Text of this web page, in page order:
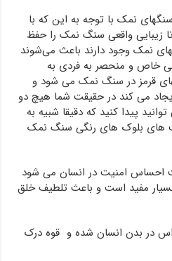
نمک با توجه به این که با
زیبایی واقعی سنگ نمک را حفظ
نمک وجود دارند باعث می‌شوند
خاص و منحصر به فردی به
قرمز در سنگ نمک می شود و
می کند در حقیقت شما هیچ دو
پیدا کنید که دقیقا شبیه به
های بلوک های رنگی سنگ نمک
احساس امنیت در انسان می شود
مفید است و باعث تلطیف خلق
در بدن انسان شده و قوه درک